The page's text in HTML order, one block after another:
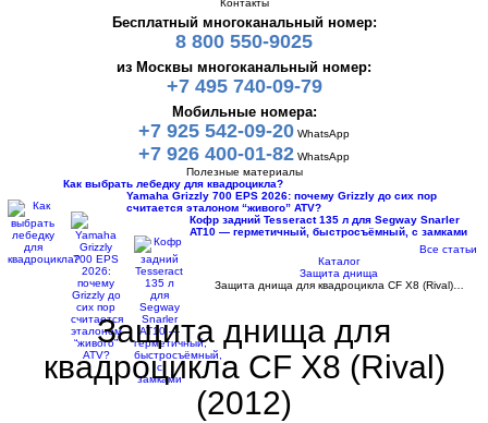
Контакты
Бесплатный многоканальный номер:
8 800 550-9025
из Москвы многоканальный номер:
+7 495 740-09-79
Мобильные номера:
+7 925 542-09-20 WhatsApp
+7 926 400-01-82 WhatsApp
Полезные материалы
Как выбрать лебедку для квадроцикла?
Yamaha Grizzly 700 EPS 2026: почему Grizzly до сих пор
считается эталоном “живого” ATV?
Кофр задний Tesseract 135 л для Segway Snarler
AT10 — герметичный, быстросъёмный, с замками
Все статьи
Каталог
Защита днища
Защита днища для квадроцикла СF X8 (Rival)…
Защита днища для
квадроцикла СF X8 (Rival)
(2012)